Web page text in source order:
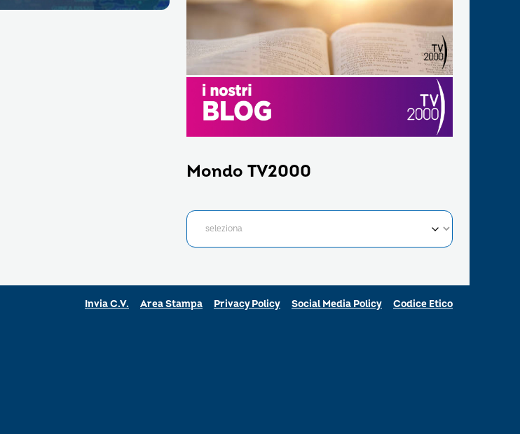
Mondo TV2000
Invia C.V. Area Stampa Privacy Policy Social Media Policy Codice Etico